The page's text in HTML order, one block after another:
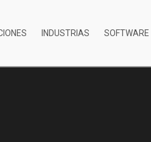
INDUSTRIAS SOFTWARE